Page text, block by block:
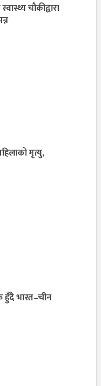
चौकीद्वारा
मृत्यु,
हुँदै भारत–चीन